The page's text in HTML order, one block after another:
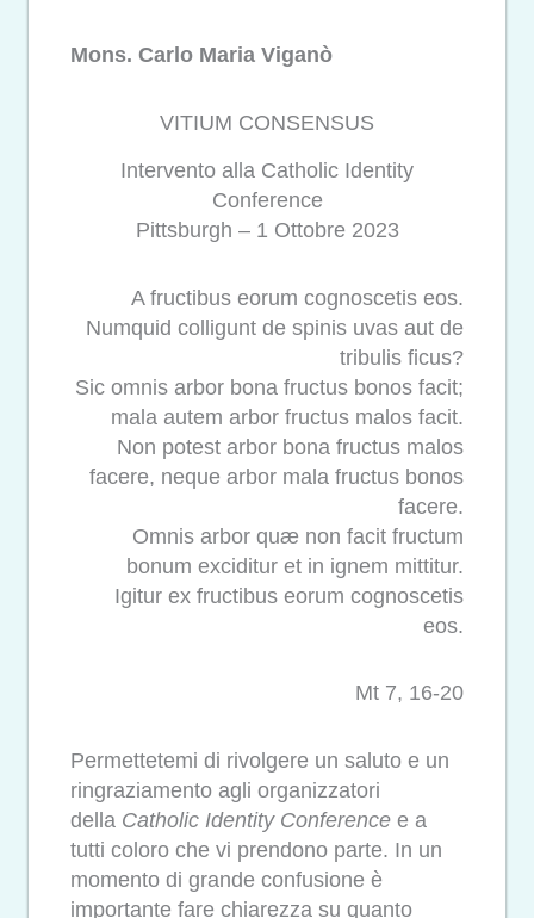
Mons. Carlo Maria Viganò
VITIUM CONSENSUS
Intervento alla Catholic Identity
Conference
Pittsburgh – 1 Ottobre 2023
A fructibus eorum cognoscetis eos.
Numquid colligunt de spinis uvas aut de
tribulis ficus?
Sic omnis arbor bona fructus bonos facit;
mala autem arbor fructus malos facit.
Non potest arbor bona fructus malos
facere, neque arbor mala fructus bonos
facere.
Omnis arbor quæ non facit fructum
bonum exciditur et in ignem mittitur.
Igitur ex fructibus eorum cognoscetis
eos.
Mt 7, 16-20
Permettetemi di rivolgere un saluto e un
ringraziamento agli organizzatori
della Catholic Identity Conference e a
tutti coloro che vi prendono parte. In un
momento di grande confusione è
importante fare chiarezza su quanto